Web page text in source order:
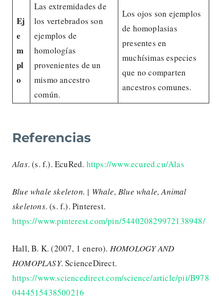
Ej
e
m
pl
o
Las extremidades de
los vertebrados son
ejemplos de
homologías
provenientes de un
mismo ancestro
común.
Los ojos son ejemplos
de homoplasias
presentes en
muchísimas especies
que no comparten
ancestros comunes.
Referencias
Alas. (s. f.). EcuRed. https://www.ecured.cu/Alas
Blue whale skeleton. | Whale, Blue whale, Animal
skeletons. (s. f.). Pinterest.
https://www.pinterest.com/pin/544020829972138948/
Hall, B. K. (2007, 1 enero). HOMOLOGY AND
HOMOPLASY. ScienceDirect.
https://www.sciencedirect.com/science/article/pii/B978
0444515438500216